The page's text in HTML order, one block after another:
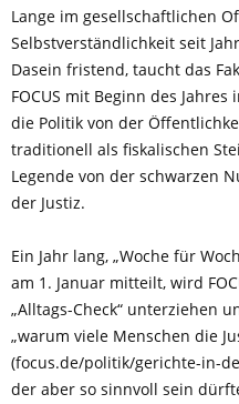
Lange im gesellschaftlichen
Selbstverständlichkeit seit
Dasein fristend, taucht das
FOCUS mit Beginn des
die Politik von der
traditionell als fiskalischen
Legende von der schwarzen
der Justiz.
Ein Jahr lang, „Woche für
am 1. Januar mitteilt, wird
„Alltags-Check“ unterziehen
„warum viele Menschen die
(focus.de/politik/gerichte-in-
der aber so sinnvoll sein